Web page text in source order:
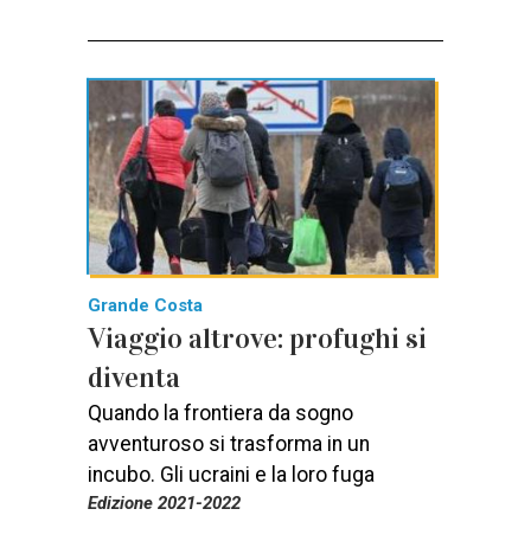
Grande Costa
Viaggio altrove: profughi si
diventa
Quando la frontiera da sogno
avventuroso si trasforma in un
incubo. Gli ucraini e la loro fuga
Edizione 2021-2022